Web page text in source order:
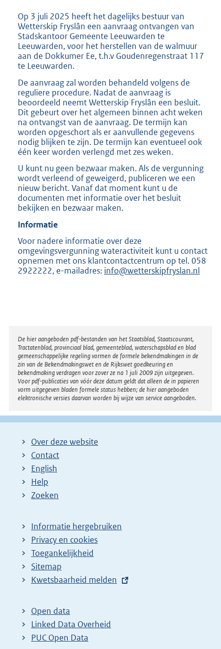
6
4
K
b
Op 3 juli 2025 heeft het dagelijks bestuur van
Wetterskip Fryslân een aanvraag ontvangen van
Stadskantoor Gemeente Leeuwarden te
Leeuwarden, voor het herstellen van de walmuur
aan de Dokkumer Ee, t.h.v Goudenregenstraat 117
te Leeuwarden.
De aanvraag zal worden behandeld volgens de
reguliere procedure. Nadat de aanvraag is
beoordeeld neemt Wetterskip Fryslân een besluit.
Dit gebeurt over het algemeen binnen acht weken
na ontvangst van de aanvraag. De termijn kan
worden opgeschort als er aanvullende gegevens
nodig blijken te zijn. De termijn kan eventueel ook
één keer worden verlengd met zes weken.
U kunt nu geen bezwaar maken. Als de vergunning
wordt verleend of geweigerd, publiceren we een
nieuw bericht. Vanaf dat moment kunt u de
documenten met informatie over het besluit
bekijken en bezwaar maken.
Informatie
Voor nadere informatie over deze
omgevingsvergunning wateractiviteit kunt u contact
opnemen met ons klantcontactcentrum op tel. 058
2922222, e-mailadres: info@wetterskipfryslan.nl
Disclaimer
De hier aangeboden pdf-bestanden van het Staatsblad, Staatscourant,
Tractatenblad, provinciaal blad, gemeenteblad, waterschapsblad en blad
gemeenschappelijke regeling vormen de formele bekendmakingen in de
zin van de Bekendmakingswet en de Rijkswet goedkeuring en
bekendmaking verdragen voor zover ze na 1 juli 2009 zijn uitgegeven.
Voor pdf-publicaties van vóór deze datum geldt dat alleen de in papieren
vorm uitgegeven bladen formele status hebben; de hier aangeboden
elektronische versies daarvan worden bij wijze van service aangeboden.
Over deze website
Contact
English
Help
Zoeken
Informatie hergebruiken
Privacy en cookies
Toegankelijkheid
Sitemap
E
t
e
r
Kwetsbaarheid melden
Open data
Linked Data Overheid
PUC Open Data